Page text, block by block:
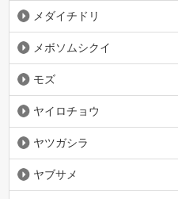
メダイチドリ
メボソムシクイ
モズ
ヤイロチョウ
ヤツガシラ
ヤブサメ